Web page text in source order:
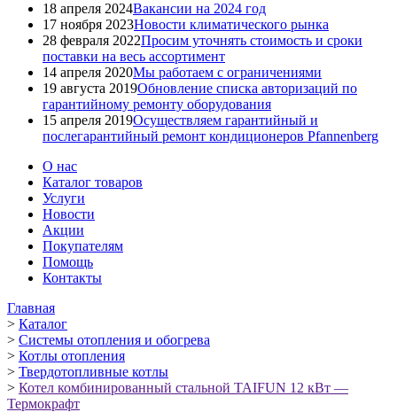
18 апреля 2024Вакансии на 2024 год
17 ноября 2023Новости климатического рынка
28 февраля 2022Просим уточнять стоимость и сроки
поставки на весь ассортимент
14 апреля 2020Мы работаем с ограничениями
19 августа 2019Обновление списка авторизаций по
гарантийному ремонту оборудования
15 апреля 2019Осуществляем гарантийный и
послегарантийный ремонт кондиционеров Pfannenberg
О нас
Каталог товаров
Услуги
Новости
Акции
Покупателям
Помощь
Контакты
Главная
> Каталог
> Системы отопления и обогрева
> Котлы отопления
> Твердотопливные котлы
> Котел комбинированный стальной TAIFUN 12 кВт —
Термокрафт